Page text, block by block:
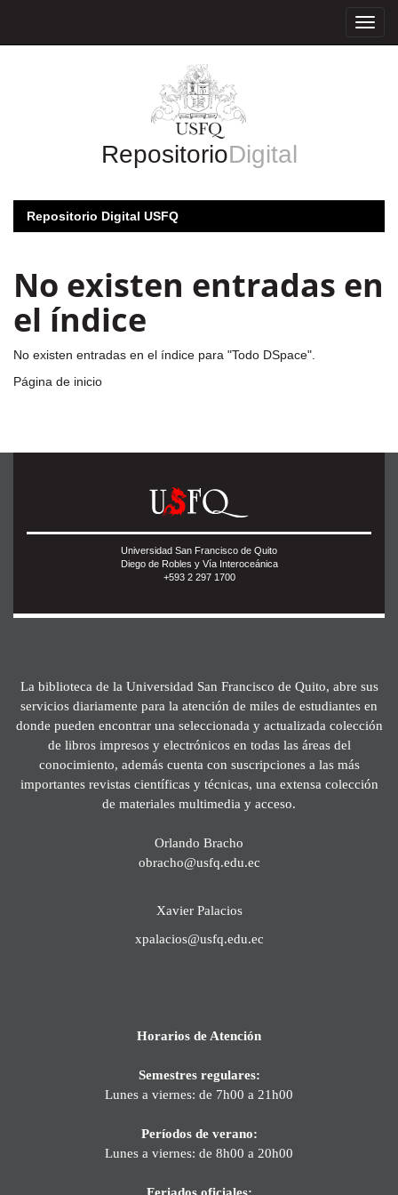
RepositorioDigital
Repositorio Digital USFQ
No existen entradas en
el índice
No existen entradas en el índice para "Todo DSpace".
Página de inicio
Universidad San Francisco de Quito
Diego de Robles y Vía Interoceánica
+593 2 297 1700
La biblioteca de la Universidad San Francisco de Quito, abre sus
servicios diariamente para la atención de miles de estudiantes en
donde pueden encontrar una seleccionada y actualizada colección
de libros impresos y electrónicos en todas las áreas del
conocimiento, además cuenta con suscripciones a las más
importantes revistas científicas y técnicas, una extensa colección
de materiales multimedia y acceso.
Orlando Bracho
obracho@usfq.edu.ec
Xavier Palacios
xpalacios@usfq.edu.ec
Horarios de Atención
Semestres regulares:
Lunes a viernes: de 7h00 a 21h00
Períodos de verano:
Lunes a viernes: de 8h00 a 20h00
Feriados oficiales: